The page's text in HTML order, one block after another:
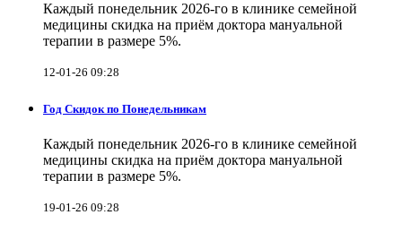
Каждый понедельник 2026-го в клинике семейной
медицины скидка на приём доктора мануальной
терапии в размере 5%.
12-01-26 09:28
Год Скидок по Понедельникам
Каждый понедельник 2026-го в клинике семейной
медицины скидка на приём доктора мануальной
терапии в размере 5%.
19-01-26 09:28